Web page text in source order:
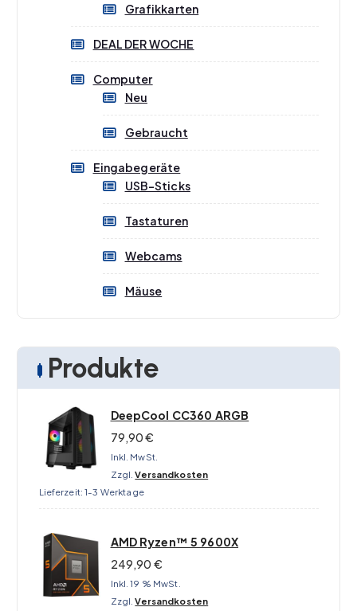
Grafikkarten
DEAL DER WOCHE
Computer
Neu
Gebraucht
Eingabegeräte
USB-Sticks
Tastaturen
Webcams
Mäuse
Produkte
DeepCool CC360 ARGB
79,90€
Inkl. MwSt.
Zzgl.Versandkosten
Lieferzeit:1-3 Werktage
AMD Ryzen™ 5 9600X
249,90 €
Inkl. 19 % MwSt.
Zzgl.Versandkosten